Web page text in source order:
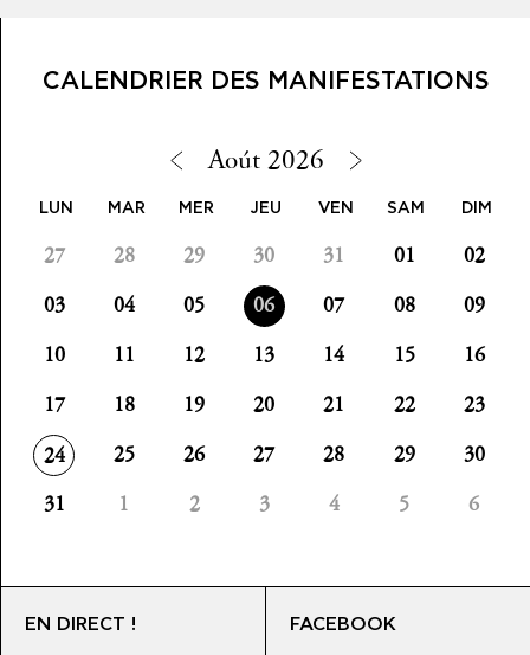
CALENDRIER DES MANIFESTATIONS
Aoút 2026
LUN MAR MER JEU VEN SAM DIM
27 28 29 30 31 01
02
03
04 05 06 07 08
09
10
11 12 13 14 15
16
17
18 19 20 21 22
23
24
25 26 27 28 29
30
31
1 2 3 4 5 6
0Évènement(s)
EN DIRECT ! FACEBOOK